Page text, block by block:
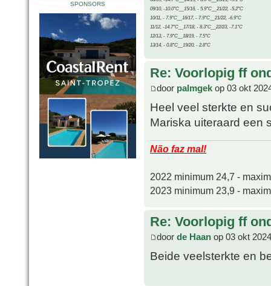
SPONSORS
09/10, -10.0°C__15/16, - 5.9°C__21/22, -5.2°C
10/11, - 7.9°C__16/17, - 7.9°C__21/22, -6.9°C
11/12, -14.7°C__17/18, - 8.3°C__22/23, -7.1°C
12/13, - 7.9°C__18/19, - 7.5°C
13/14, - 0.8°C__19/20, - 2.8°C
Re: Voorlopig ff
door palmgek op 03 okt
Heel veel sterkte en
Mariska uiteraard een
Não faz mal!
2022 minimum 24,7 -
2023 minimum 23,9 -
Re: Voorlopig ff
door de Haan op 03 okt
Beide veelsterkte en